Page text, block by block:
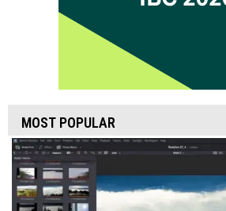
MOST POPULAR